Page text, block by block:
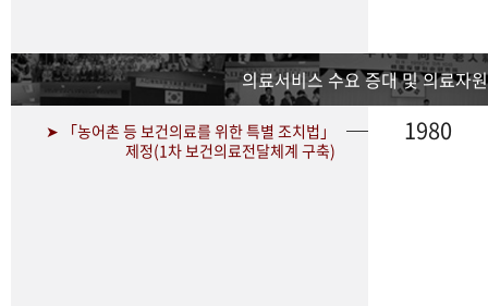
의료서비스 수요 증대 및 의료자
➤ 「농어촌 등 보건의료를 위한 특별 조치법」
제정(1차 보건의료전달체계 구축)
1980